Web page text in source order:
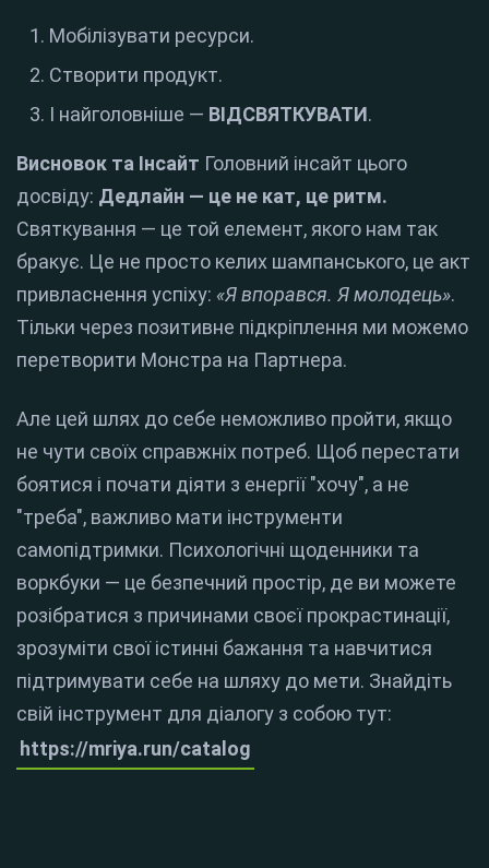
Мобілізувати ресурси.
Створити продукт.
І найголовніше — ВІДСВЯТКУВАТИ.
Висновок та Інсайт Головний інсайт цього
досвіду: Дедлайн — це не кат, це ритм.
Святкування — це той елемент, якого нам так
бракує. Це не просто келих шампанського, це акт
привласнення успіху: «Я впорався. Я молодець».
Тільки через позитивне підкріплення ми можемо
перетворити Монстра на Партнера.
Але цей шлях до себе неможливо пройти, якщо
не чути своїх справжніх потреб. Щоб перестати
боятися і почати діяти з енергії "хочу", а не
"треба", важливо мати інструменти
самопідтримки. Психологічні щоденники та
воркбуки — це безпечний простір, де ви можете
розібратися з причинами своєї прокрастинації,
зрозуміти свої істинні бажання та навчитися
підтримувати себе на шляху до мети. Знайдіть
свій інструмент для діалогу з собою тут:
https://mriya.run/catalog